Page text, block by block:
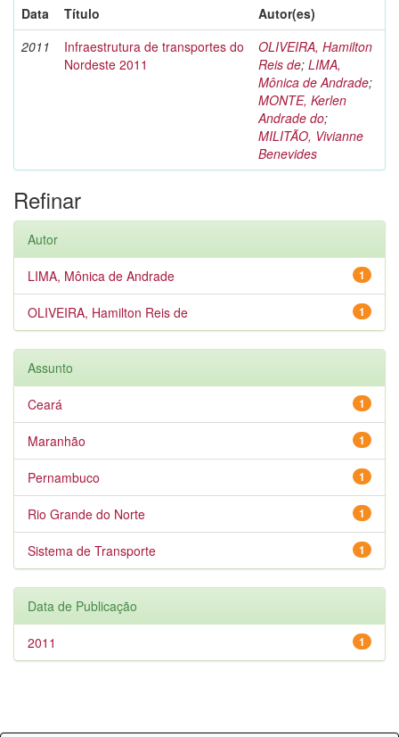
Data
Título
Autor(es)
2011
Infraestrutura de transportes do
Nordeste 2011
OLIVEIRA, Hamilton
Reis de; LIMA,
Mônica de Andrade;
MONTE, Kerlen
Andrade do;
MILITÃO, Vivianne
Benevides
Refinar
Autor
1
LIMA, Mônica de Andrade
1
OLIVEIRA, Hamilton Reis de
Assunto
1
Ceará
1
Maranhão
1
Pernambuco
1
Rio Grande do Norte
1
Sistema de Transporte
Data de Publicação
1
2011